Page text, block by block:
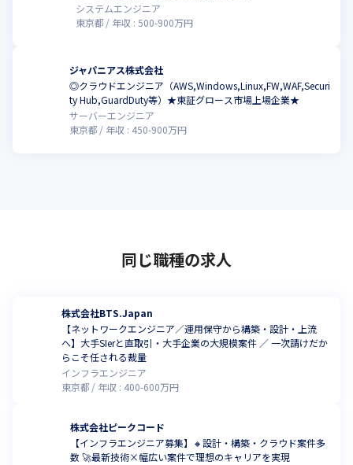
システムエンジニア
東京都
年収 : 500-900万円
ジャパニアス株式会社
◎クラウドエンジニア（AWS,Windows,Linux,FW,WAF,Securi
ty Hub,GuardDuty等）★東証グロース市場上場企業★
サーバーエンジニア
東京都
年収 : 450-900万円
同じ職種の求人
株式会社BTS.Japan
【ネットワークエンジニア／運用保守から構築・設計・上流
へ】大手SIerと直取引・大手企業の大規模案件 ／ 一次請けだか
らこそ任される裁量
インフラエンジニア
東京都
年収 : 400-600万円
株式会社ピークコード
【インフラエンジニア募集】🔸設計・構築・クラウド案件多
数 🚀最新技術×幅広い案件で理想のキャリアを実現